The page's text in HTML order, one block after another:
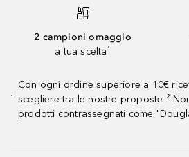
2 campioni omaggio
a tua scelta¹
¹
Con ogni ordine superiore a 10€
scegliere tra le nostre proposte ²
prodotti contrassegnati come